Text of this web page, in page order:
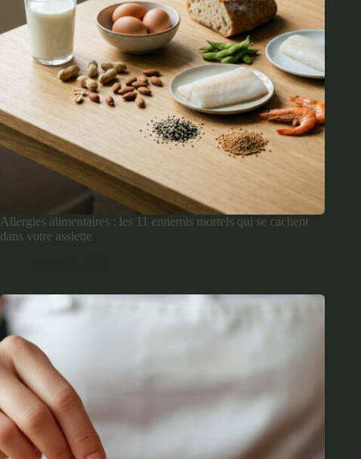
Allergies alimentaires : les 11 ennemis mortels qui se cachent
dans votre assiette